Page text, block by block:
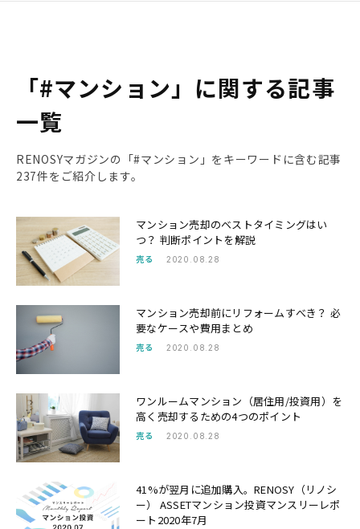
「#マンション」に関する記事
一覧
RENOSYマガジンの「#マンション」をキーワードに含む記事
237件をご紹介します。
マンション売却のベストタイミングはい
つ？ 判断ポイントを解説
売る 2020.08.28
マンション売却前にリフォームすべき？ 必
要なケースや費用まとめ
売る 2020.08.28
ワンルームマンション（居住用/投資用）を
高く売却するための4つのポイント
売る 2020.08.28
41%が翌月に追加購入。RENOSY（リノシ
ー） ASSETマンション投資マンスリーレポ
ート2020年7月